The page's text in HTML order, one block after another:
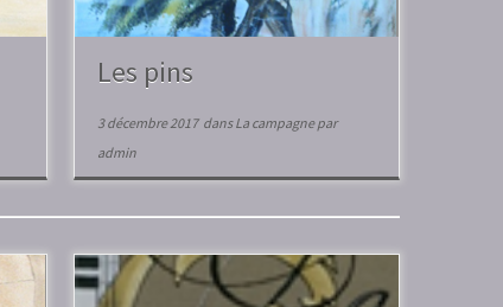
Les pins
3 décembre 2017dansLa campagnepar
admin